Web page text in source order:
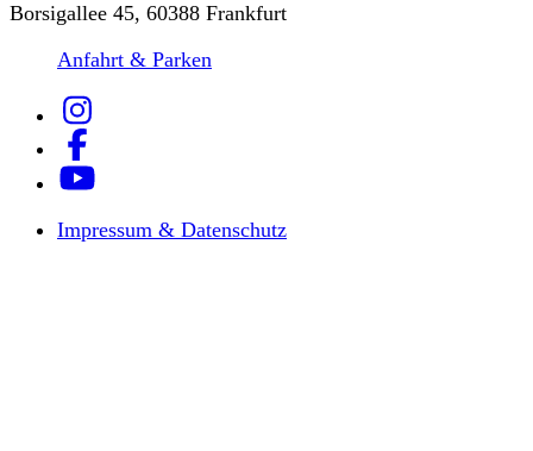
Borsigallee 45, 60388 Frankfurt
Anfahrt & Parken
Impressum & Datenschutz